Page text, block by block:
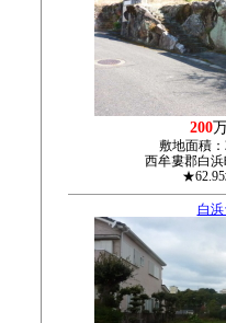
200
敷地面積：
西牟婁郡白浜
白浜